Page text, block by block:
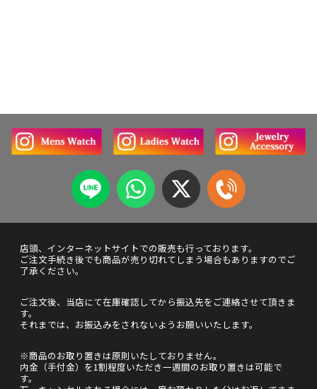
店頭、インターネットサイトでの販売も行っております。
ご注文手続き後でも商品が売り切れてしまう場合もありますのでご
了承ください。
ご注文後、当店にて在庫確認してから振込先をご連絡させて頂きま
す。
それまでは、お振込みをされないようお願いいたします。
※商品のお取り置きは原則いたしておりません。
内金（手付金）を1割程度いただき一週間のお取り置きは可能で
す。